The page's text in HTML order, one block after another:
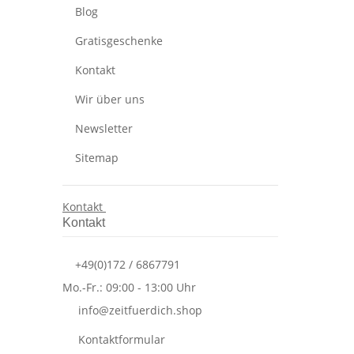
Blog
Gratisgeschenke
Kontakt
Wir über uns
Newsletter
Sitemap
Kontakt
Kontakt
+49(0)172 / 6867791
Mo.-Fr.: 09:00 - 13:00 Uhr
info@zeitfuerdich.shop
Kontaktformular